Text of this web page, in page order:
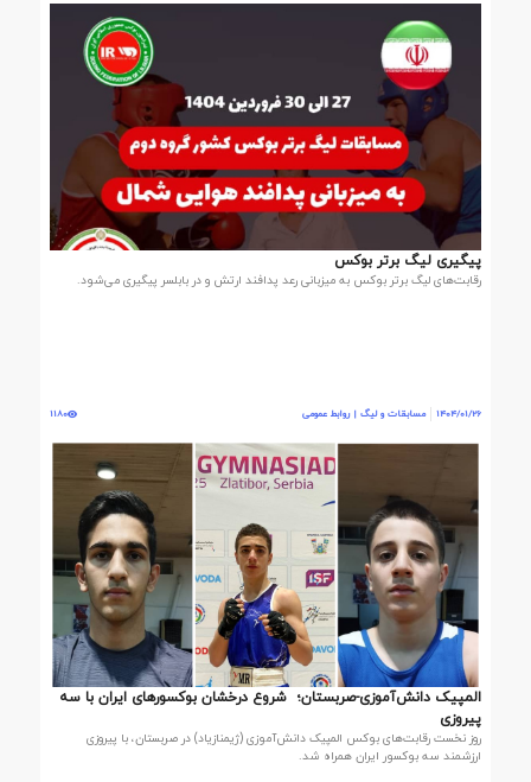
پیگیری لیگ برتر بوکس
رقابت‌های لیگ برتر بوکس به میزبانی رعد پدافند ارتش و در بابلسر پیگیری می‌شود.
1404/01/26 مسابقات و لیگ | روابط عمومی 1180
المپیک دانش‌آموزی-صربستان؛ شروع درخشان بوکسورهای ایران با سه
پیروزی
روز نخست رقابت‌های بوکس المپیک دانش‌آموزی (ژیمنازیاد) در صربستان، با پیروزی
ارزشمند سه بوکسور ایران همراه شد.